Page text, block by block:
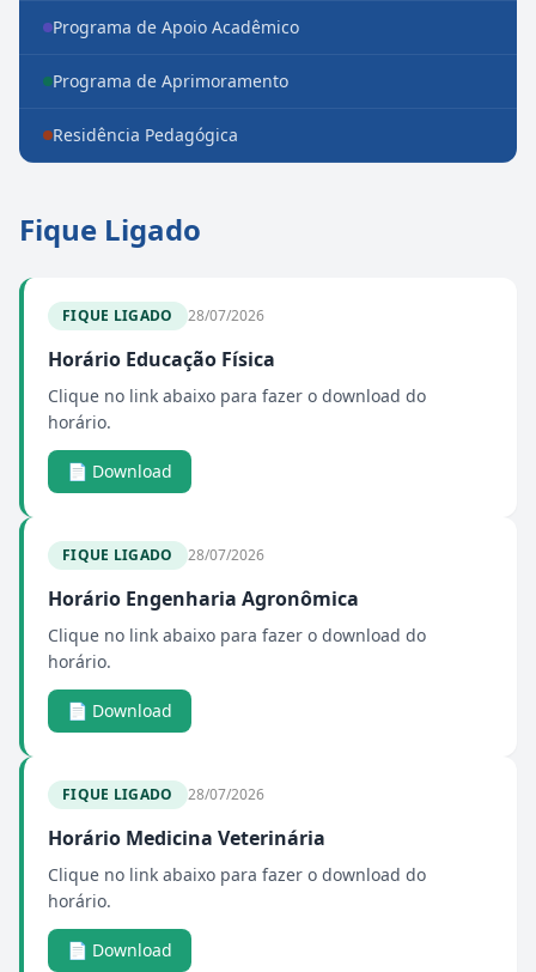
Programa de Apoio Acadêmico
Programa de Aprimoramento
Residência Pedagógica
Fique Ligado
FIQUE LIGADO 28/07/2026
Horário Educação Física
Clique no link abaixo para fazer o download do
horário.
📄 Download
FIQUE LIGADO 28/07/2026
Horário Engenharia Agronômica
Clique no link abaixo para fazer o download do
horário.
📄 Download
FIQUE LIGADO 28/07/2026
Horário Medicina Veterinária
Clique no link abaixo para fazer o download do
horário.
📄 Download